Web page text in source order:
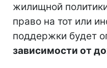
жилищной
право на тот или
поддержки будет
зависимости от